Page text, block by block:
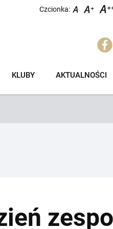
Czcionka:
KLUBY AKTUALNOŚCI